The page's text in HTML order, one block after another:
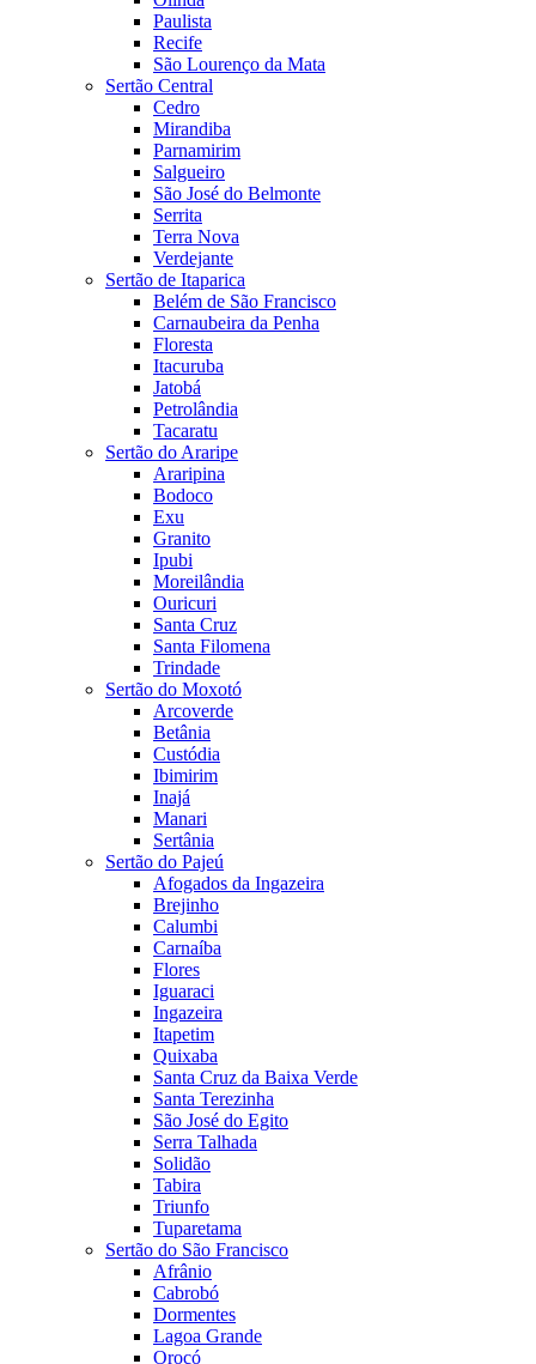
Paulista
Recife
São Lourenço da Mata
Sertão Central
Cedro
Mirandiba
Parnamirim
Salgueiro
São José do Belmonte
Serrita
Terra Nova
Verdejante
Sertão de Itaparica
Belém de São Francisco
Carnaubeira da Penha
Floresta
Itacuruba
Jatobá
Petrolândia
Tacaratu
Sertão do Araripe
Araripina
Bodoco
Exu
Granito
Ipubi
Moreilândia
Ouricuri
Santa Cruz
Santa Filomena
Trindade
Sertão do Moxotó
Arcoverde
Betânia
Custódia
Ibimirim
Inajá
Manari
Sertânia
Sertão do Pajeú
Afogados da Ingazeira
Brejinho
Calumbi
Carnaíba
Flores
Iguaraci
Ingazeira
Itapetim
Quixaba
Santa Cruz da Baixa Verde
Santa Terezinha
São José do Egito
Serra Talhada
Solidão
Tabira
Triunfo
Tuparetama
Sertão do São Francisco
Afrânio
Cabrobó
Dormentes
Lagoa Grande
Orocó